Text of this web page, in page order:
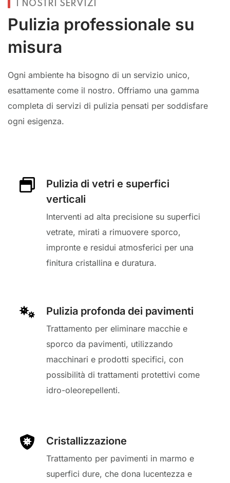
I NOSTRI SERVIZI
Pulizia professionale su
misura
Ogni ambiente ha bisogno di un servizio unico,
esattamente come il nostro. Offriamo una gamma
completa di servizi di pulizia pensati per soddisfare
ogni esigenza.
Pulizia di vetri e superfici
verticali
Interventi ad alta precisione su superfici
vetrate, mirati a rimuovere sporco,
impronte e residui atmosferici per una
finitura cristallina e duratura.
Pulizia profonda dei pavimenti
Trattamento per eliminare macchie e
sporco da pavimenti, utilizzando
macchinari e prodotti specifici, con
possibilità di trattamenti protettivi come
idro-oleorepellenti.
Cristallizzazione
Trattamento per pavimenti in marmo e
superfici dure, che dona lucentezza e